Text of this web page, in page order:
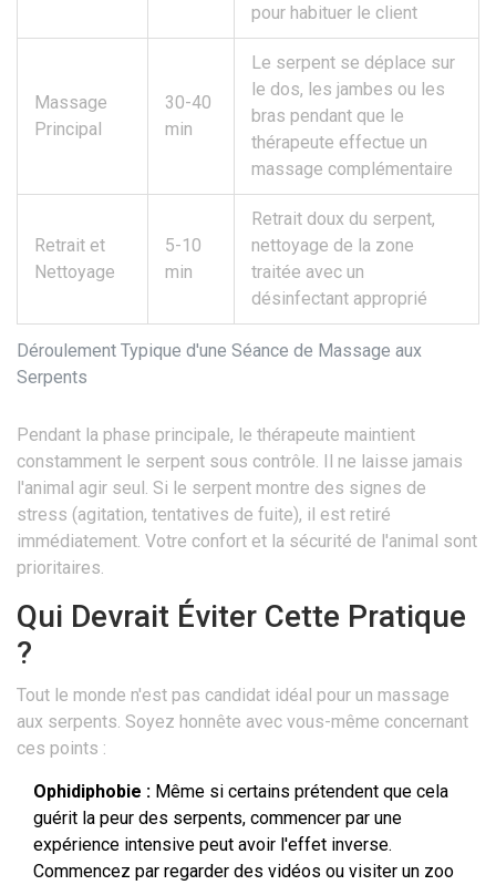
Déroulement Typique d'une Séance de Massage aux
Serpents
pour habituer le client
Massage
Principal
30-40
min
Le serpent se déplace sur
le dos, les jambes ou les
bras pendant que le
thérapeute effectue un
massage complémentaire
Retrait et
Nettoyage
5-10
min
Retrait doux du serpent,
nettoyage de la zone
traitée avec un
désinfectant approprié
Pendant la phase principale, le thérapeute maintient
constamment le serpent sous contrôle. Il ne laisse jamais
l'animal agir seul. Si le serpent montre des signes de
stress (agitation, tentatives de fuite), il est retiré
immédiatement. Votre confort et la sécurité de l'animal sont
prioritaires.
Qui Devrait Éviter Cette Pratique
?
Tout le monde n'est pas candidat idéal pour un massage
aux serpents. Soyez honnête avec vous-même concernant
ces points :
Ophidiphobie : Même si certains prétendent que cela
guérit la peur des serpents, commencer par une
expérience intensive peut avoir l'effet inverse.
Commencez par regarder des vidéos ou visiter un zoo